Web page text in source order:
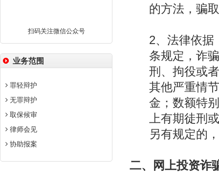
扫码关注微信公众号
业务范围
罪轻辩护
无罪辩护
取保候审
律师会见
协助报案
的方法，骗
2、法律依据
条规定，诈
刑、拘役或
其他严重情
金；数额特
上有期徒刑
另有规定的
二、网上投资诈